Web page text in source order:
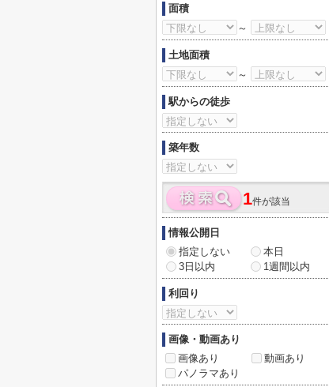
面積
～
土地面積
～
駅からの徒歩
築年数
1件が該当
情報公開日
指定しない
本日
3日以内
1週間以内
利回り
画像・動画あり
画像あり
動画あり
パノラマあり